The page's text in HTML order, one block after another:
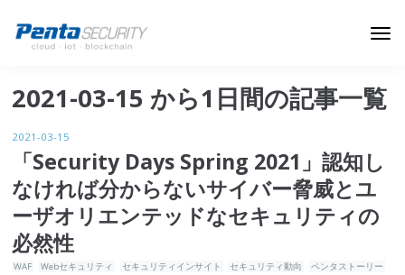
データ保護
セキュリティインサイト
技術ブログ
2021-03-15 から1日間の記事一覧
2021-03-15
「Security Days Spring 2021」認知し
なければ分からないサイバー脅威とユ
ーザオリエンテッドなセキュリティの
必然性
WAF Webセキュリティ セキュリティインサイト セキュリティ動向 ペンタストーリー